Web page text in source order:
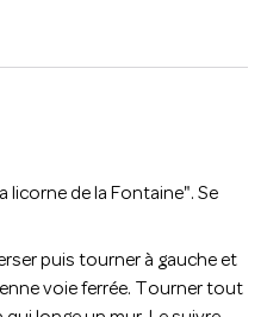
licorne de la Fontaine". Se
puis tourner à gauche et
voie ferrée. Tourner tout